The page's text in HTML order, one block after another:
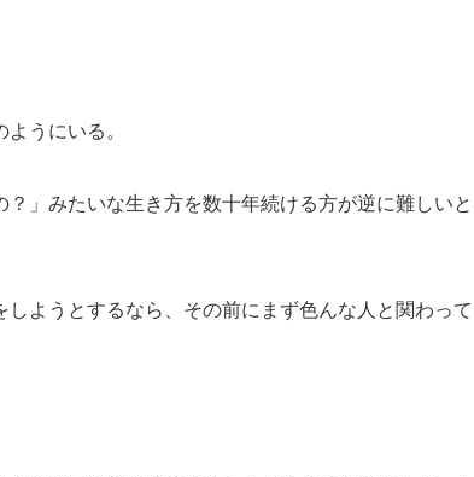
うにいる。
」みたいな生き方を数十年続ける方が逆に難しいと
ようとするなら、その前にまず色んな人と関わって